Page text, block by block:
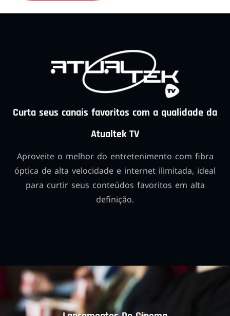
Curta seus canais favoritos com a qualidade da
Atualtek TV
Aproveite o melhor do entretenimento com fibra
óptica de alta velocidade e internet ilimitada, ideal
para curtir seus conteúdos favoritos em alta
definição.